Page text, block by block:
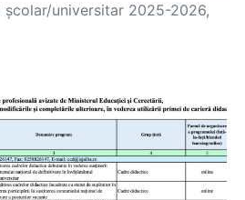
universitar 2025-2026,